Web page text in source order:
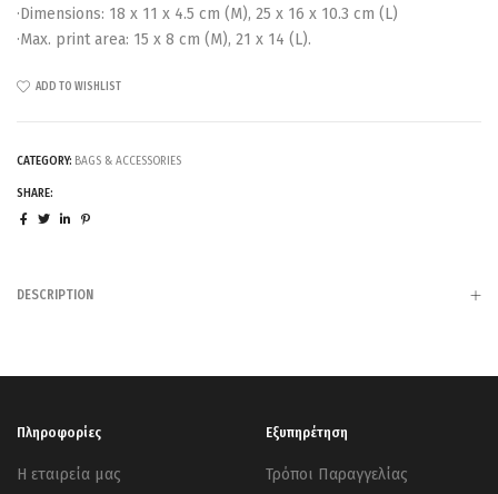
·Dimensions: 18 x 11 x 4.5 cm (M), 25 x 16 x 10.3 cm (L)
·Max. print area: 15 x 8 cm (M), 21 x 14 (L).
ADD TO WISHLIST
CATEGORY: BAGS & ACCESSORIES
SHARE:
DESCRIPTION
Πληροφορίες
Η εταιρεία μας
Εξυπηρέτηση
Τρόποι Παραγγελίας